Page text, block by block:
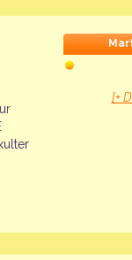
[+